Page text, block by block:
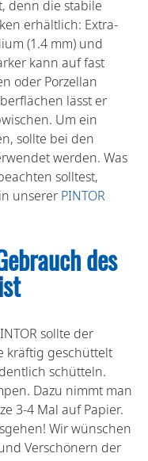
denn die stabile
erhältlich: Extra-
(1.4 mm) und
kann auf fast
oder Porzellan
lässt er
Um ein
sollte bei den
werden. Was
solltest,
unserer PINTOR
des
sollte der
kräftig geschüttelt
schütteln.
Dazu nimmt man
3-4 Mal auf Papier.
Wir wünschen
Verschönern der